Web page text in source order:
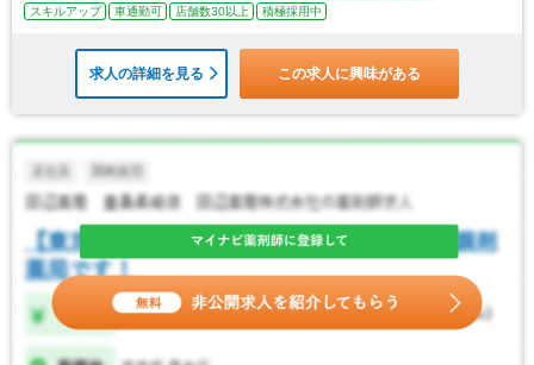
スキルアップ
車通勤可 店舗数30以上 積極採用中
求人の詳細を見る この求人に興味がある